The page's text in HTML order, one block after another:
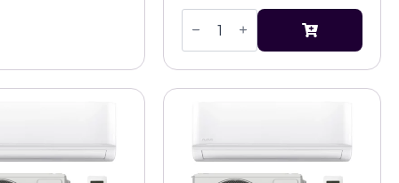
TOSOT
PULAR
kW
airco
Inv
aantal